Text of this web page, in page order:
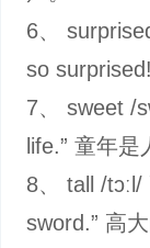
6、
so
7、 sweet /
life.” 童年是
8、 tall /
sword.” 高